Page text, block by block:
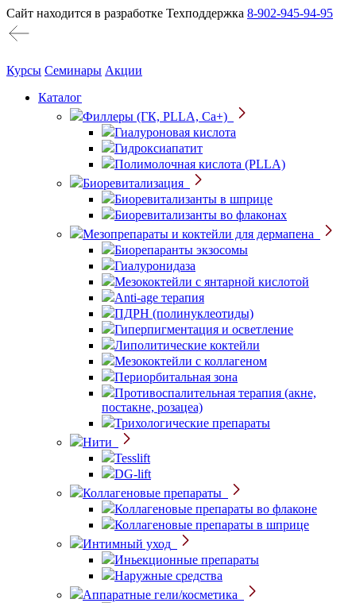
Сайт находится в разработке Техподдержка 8-902-945-94-95
Курсы Семинары Акции
Каталог
Филлеры (ГК, PLLA, Ca+)
Гиалуроновая кислота
Гидроксиапатит
Полимолочная кислота (PLLA)
Биоревитализация
Биоревитализанты в шприце
Биоревитализанты во флаконах
Мезопрепараты и коктейли для дермапена
Биорепаранты экзосомы
Гиалуронидаза
Мезококтейли с янтарной кислотой
Anti-age терапия
ПДРН (полинуклеотиды)
Гиперпигментация и осветление
Липолитические коктейли
Мезококтейли с коллагеном
Периорбитальная зона
Противоспалительная терапия (акне,
постакне, розацеа)
Трихологические препараты
Нити
Tesslift
DG-lift
Коллагеновые препараты
Коллагеновые препараты во флаконе
Коллагеновые препараты в шприце
Интимный уход
Иньекционные препараты
Наружные средства
Аппаратные гели/косметика